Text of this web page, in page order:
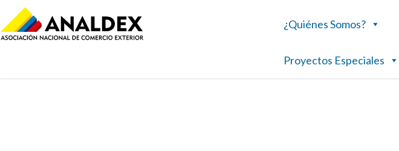
¿Quiénes Somos?
Proyectos Especiales